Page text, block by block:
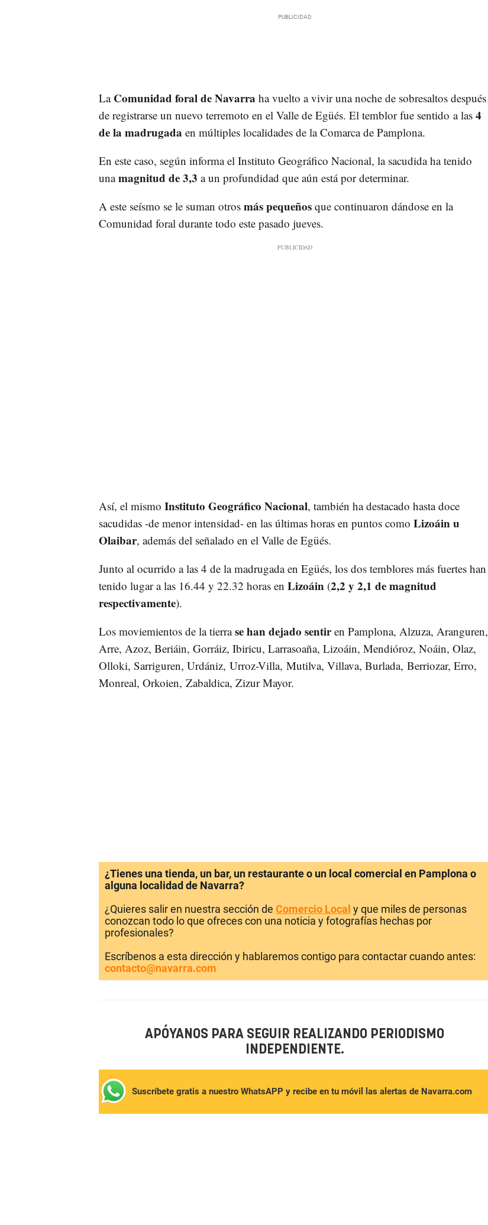
La Comunidad foral de Navarra ha vuelto a vivir una noche de sobresaltos después
de registrarse un nuevo terremoto en el Valle de Egüés. El temblor fue sentido a las 4
de la madrugada en múltiples localidades de la Comarca de Pamplona.
En este caso, según informa el Instituto Geográfico Nacional, la sacudida ha tenido
unamagnitud de 3,3 a un profundidad que aún está por determinar.
A este seísmo se le suman otros más pequeñosque continuaron dándose en la
Comunidad foral durante todo este pasado jueves.
Así, el mismo Instituto Geográfico Nacional, también ha destacado hasta doce
sacudidas -de menor intensidad- en las últimas horas en puntos como Lizoáin u
Olaibar, además del señalado en el Valle de Egüés.
Junto al ocurrido a las 4 de la madrugada en Egüés, los dos temblores más fuertes han
tenido lugar a las 16.44 y 22.32 horas en Lizoáin (2,2 y 2,1 de magnitud
respectivamente).
Los moviemientos de la tierrase han dejado sentiren Pamplona, Alzuza, Aranguren,
Arre, Azoz, Beriáin, Gorráiz, Ibiricu, Larrasoaña, Lizoáin, Mendióroz, Noáin, Olaz,
Olloki, Sarriguren, Urdániz, Urroz-Villa, Mutilva, Villava, Burlada, Berriozar, Erro,
Monreal, Orkoien, Zabaldica, Zizur Mayor.
¿Tienes una tienda, un bar, un restaurante o un local comercial en Pamplona o
alguna localidad de Navarra?
¿Quieres salir en nuestra sección de Comercio Local y que miles de personas
conozcan todo lo que ofreces con una noticia y fotografías hechas por
profesionales?
Escríbenos a esta dirección y hablaremos contigo para contactar cuando antes:
contacto@navarra.com
APÓYANOS PARA SEGUIR REALIZANDO PERIODISMO
INDEPENDIENTE.
Suscríbete gratis a nuestro WhatsAPP y recibe en tu móvil las alertas de Navarra.com